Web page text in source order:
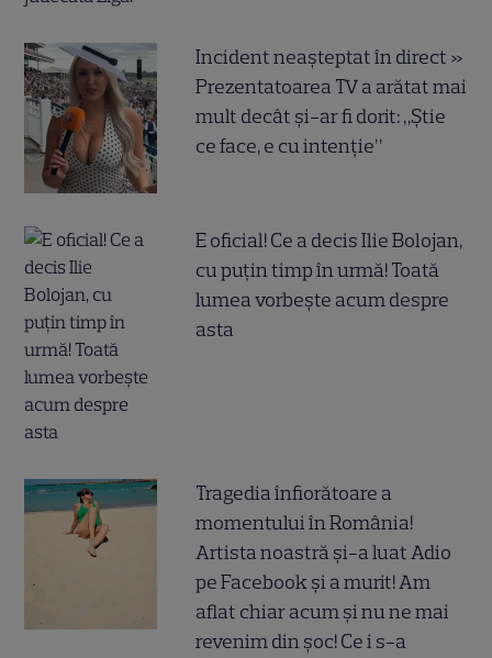
Incident neașteptat în direct »
Prezentatoarea TV a arătat mai
mult decât și-ar fi dorit: „Știe
ce face, e cu intenție”
E oficial! Ce a decis Ilie Bolojan,
cu puțin timp în urmă! Toată
lumea vorbește acum despre
asta
Tragedia înfiorătoare a
momentului în România!
Artista noastră și-a luat Adio
pe Facebook și a murit! Am
aflat chiar acum și nu ne mai
revenim din șoc! Ce i s-a